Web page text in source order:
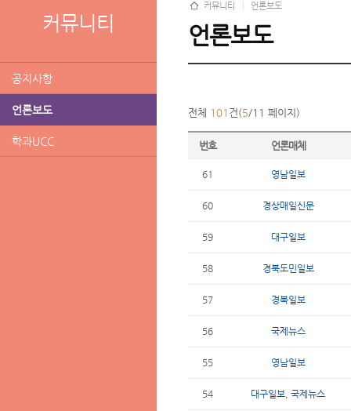
커뮤니티
공지사항
언론보도
학과UCC
커뮤니티 언론보도
언론보도
전체 101 건(5/11 페이지)
번호 언론매체
61 영남일보
60 경상매일신문
59 대구일보
58 경북도민일보
57 경북일보
56 국제뉴스
55 영남일보
54 대구일보, 국제뉴스